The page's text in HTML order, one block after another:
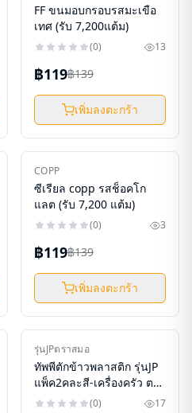
-14%
FF ขนมอบกรอบรสมะเขือ
เทศ (รับ 7,200แต้ม)
(0) 13
฿119฿139
เพิ่มลงตะกร้า
ใหม่
-14%
COPP
ซีเรียล copp รสช็อคโก
แลต (รับ 7,200 แต้ม)
(0) 3
฿119฿139
เพิ่มลงตะกร้า
ใหม่
-1%
รุ่นJPตราสมอ
ทัพพีตักข้าวพลาสติก รุ่นJP
แพ็ค2คละสี-เครื่องครัว ตรา
สมอ (รับ4,650แต้ม)
(0) 17